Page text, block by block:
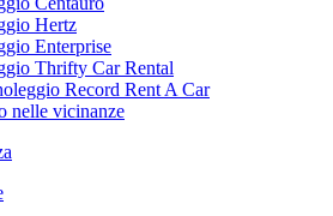
Hertz
Enterprise
Thrifty Car Rental
Record Rent A Car
nelle vicinanze